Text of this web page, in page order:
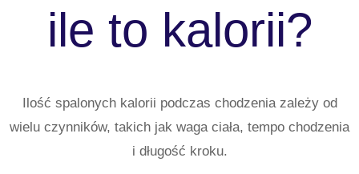
ile to kalorii?
Ilość spalonych kalorii podczas chodzenia zależy od
wielu czynników, takich jak waga ciała, tempo chodzenia
i długość kroku.